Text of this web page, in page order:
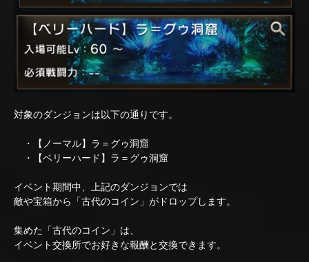
対象のダンジョンは以下の通りです。
・【ノーマル】ラ＝グゥ洞窟
・【ベリーハード】ラ＝グゥ洞窟
イベント期間中、上記のダンジョンでは
敵や宝箱から「古代のコイン」がドロップします。
集めた「古代のコイン」は、
イベント交換所でお好きな報酬と交換できます。